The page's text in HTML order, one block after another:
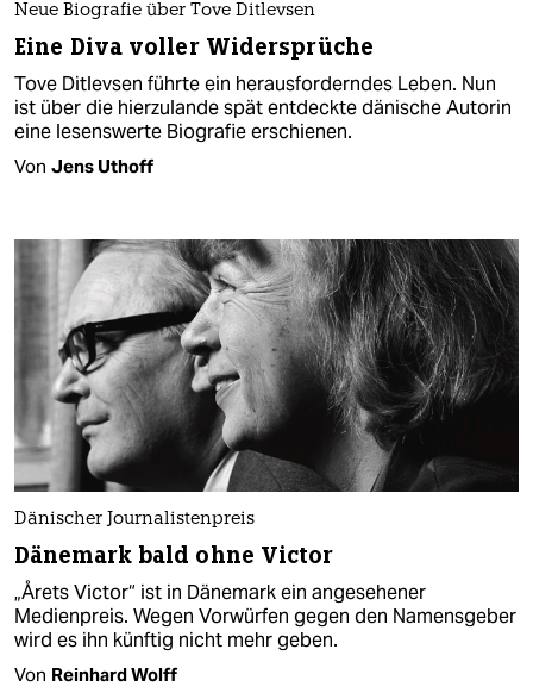
Neue Biografie über Tove Ditlevsen
Eine Diva voller Widersprüche
Tove Ditlevsen führte ein herausforderndes Leben. Nun
ist über die hierzulande spät entdeckte dänische Autorin
eine lesenswerte Biografie erschienen.
Von Jens Uthoff
Dänischer Journalistenpreis
Dänemark bald ohne Victor
„Årets Victor“ ist in Dänemark ein angesehener
Medienpreis. Wegen Vorwürfen gegen den Namensgeber
wird es ihn künftig nicht mehr geben.
Von Reinhard Wolff